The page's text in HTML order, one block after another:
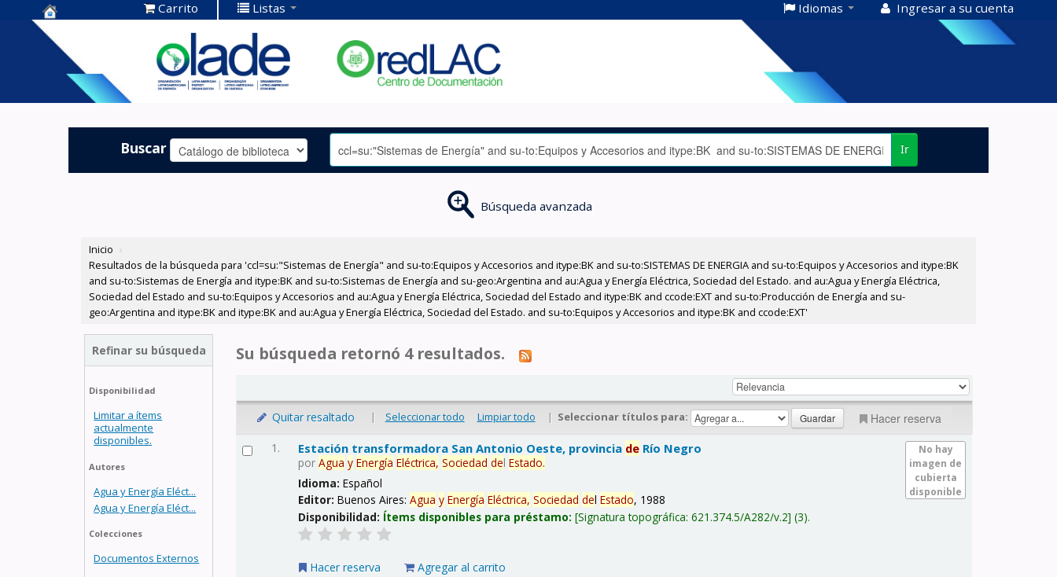
Centro de
Documentación
OLADE -
Carrito Listas Idiomas Ingresar a su cuenta
Buscar Ir
Búsqueda avanzada
Inicio ›
Resultados de la búsqueda para 'ccl=su:"Sistemas de Energía" and su-to:Equipos y Accesorios and itype:BK and su-to:SISTEMAS DE ENERGIA and su-to:Equipos y Accesorios and itype:BK
and su-to:Sistemas de Energía and itype:BK and su-to:Sistemas de Energía and su-geo:Argentina and au:Agua y Energía Eléctrica, Sociedad del Estado. and au:Agua y Energía Eléctrica,
Sociedad del Estado and su-to:Equipos y Accesorios and au:Agua y Energía Eléctrica, Sociedad del Estado and itype:BK and ccode:EXT and su-to:Producción de Energía and su-
geo:Argentina and itype:BK and itype:BK and au:Agua y Energía Eléctrica, Sociedad del Estado. and su-to:Equipos y Accesorios and itype:BK and ccode:EXT'
Refinar su búsqueda
Disponibilidad
Limitar a ítems
actualmente
disponibles.
Autores
Agua y Energía Eléct...
Agua y Energía Eléct...
Colecciones
Documentos Externos
Su búsqueda retornó 4 resultados.
Quitar resaltado | Seleccionar todo Limpiar todo | Seleccionar títulos para: Hacer reserva
1.
No hay
imagen de
cubierta
disponible
Estación transformadora San Antonio Oeste, provincia de Río Negro
porAgua y Energía Eléctrica, Sociedad delEstado.
Idioma:Español
Editor:Buenos Aires:Agua y Energía Eléctrica, Sociedad delEstado, 1988
Disponibilidad: Ítems disponibles para préstamo: Signatura topográfica:621.374.5/A282/v.2 (3).
Hacer reserva Agregar al carrito